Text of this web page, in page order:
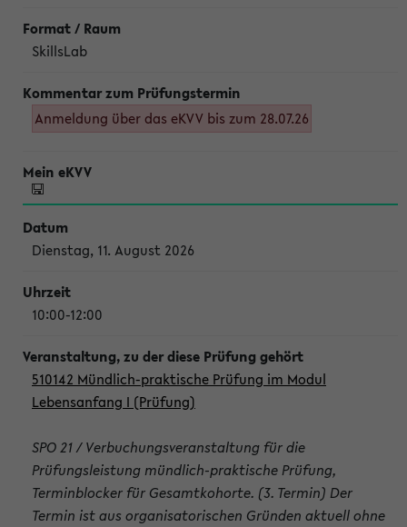
SkillsLab
Anmeldung über das eKVV bis zum 28.07.26
Dienstag, 11. August 2026
10:00-12:00
510142 Mündlich-praktische Prüfung im Modul
Lebensanfang I (Prüfung)
SPO 21 / Verbuchungsveranstaltung für die
Prüfungsleistung mündlich-praktische Prüfung,
Terminblocker für Gesamtkohorte. (3. Termin) Der
Termin ist aus organisatorischen Gründen aktuell ohne